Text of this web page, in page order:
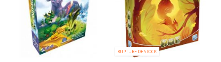
RUPTURE DE STOCK